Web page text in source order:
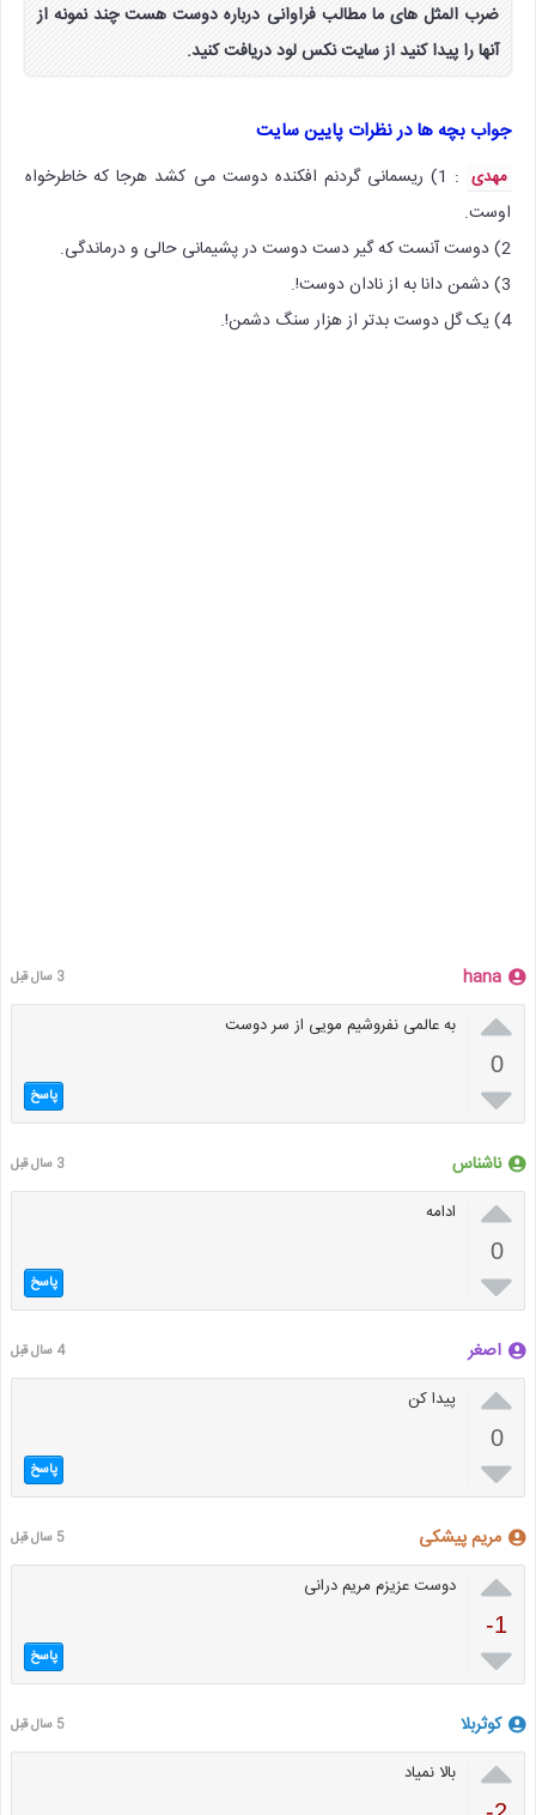
ضرب المثل های ما مطالب فراوانی درباره دوست هست چند نمونه از
آنها را پیدا کنید از سایت نکس لود دریافت کنید.
جواب بچه ها در نظرات پایین سایت
مهدی
: 1) ریسمانی گردنم افکنده دوست می کشد هرجا که خاطرخواه
اوست.
2) دوست آنست که گیر دست دوست در پشیمانی حالی و درماندگی.
3) دشمن دانا به از نادان دوست!.
4) یک گل دوست بدتر از هزار سنگ دشمن!.
hana 3 سال قبل

0

به عالمی نفروشیم مویی از سر دوست
پاسخ
ناشناس 3 سال قبل

0

ادامه
پاسخ
اصغر 4 سال قبل

0

پیدا کن
پاسخ
مریم پیشکی 5 سال قبل

-1

دوست عزیزم مریم درانی
پاسخ
کوثربلا 5 سال قبل
 بالا نمیاد